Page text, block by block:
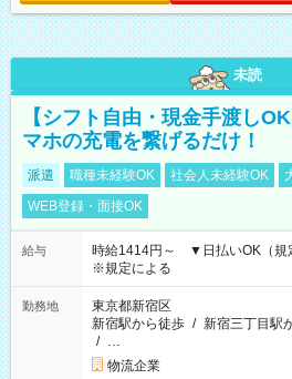
未読
【シフト自由・現金手渡し
マホの充電を繋げるだけ！
派遣 職種未経験OK 社会人未経験OK
WEB登録・面接OK
給与
時給1414円～ ▼日払いOK（
※規定による
勤務地
東京都新宿区
新宿駅から徒歩 / 新宿三丁目駅
/ …
物流企業